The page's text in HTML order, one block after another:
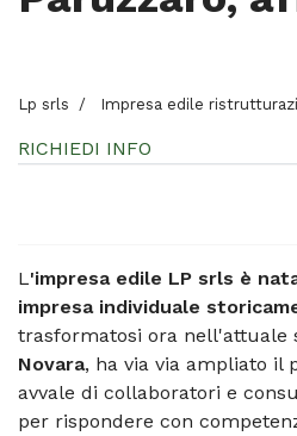
Lp srls Impresa edile
RICHIEDI INFO
L'impresa edile LP srls è
impresa individuale
trasformatosi ora nell'attuale
Novara, ha via via ampliato il
avvale di collaboratori e
per rispondere con